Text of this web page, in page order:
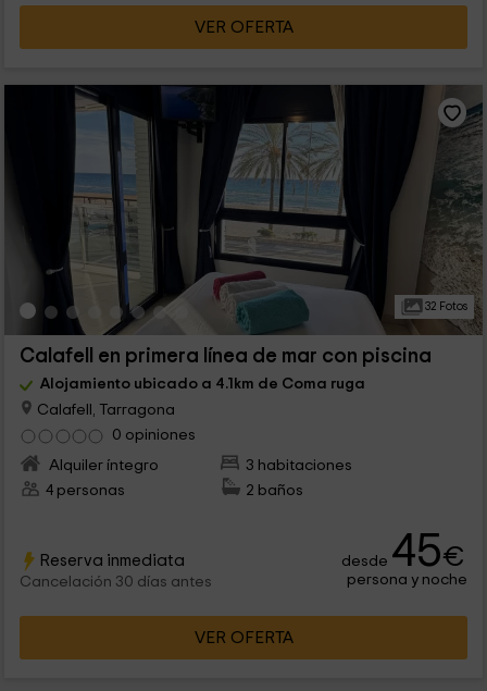
VER OFERTA
32 Fotos
Calafell en primera línea de mar con piscina
Alojamiento ubicado a 4.1km de Coma ruga
Calafell, Tarragona
0 opiniones
Alquiler íntegro
3 habitaciones
4 personas
2 baños
Reserva inmediata
Cancelación 30 días antes
desde 45€
persona y noche
VER OFERTA